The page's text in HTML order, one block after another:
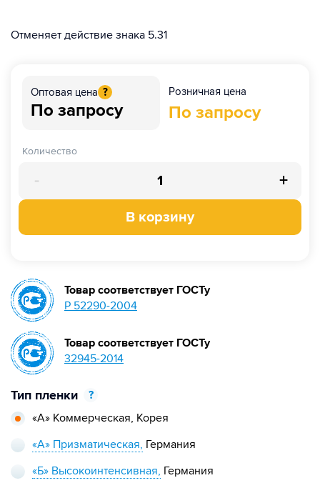
Отменяет действие знака 5.31
Оптовая цена ?
По запросу
Розничная цена
По запросу
Количество
- +
В корзину
Тип пленки
?
«А» Коммерческая, Корея
«А» Призматическая, Германия
«Б» Высокоинтенсивная, Германия
Товар соответствует ГОСТу
Р 52290-2004
Товар соответствует ГОСТу
32945-2014